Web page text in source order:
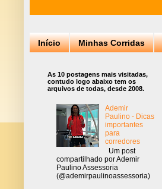
Início Minhas Corridas
As 10 postagens mais visitadas,
contudo logo abaixo tem os
arquivos de todas, desde 2008.
Ademir
Paulino - Dicas
importantes
para
corredores
Um post
compartilhado por Ademir
Paulino Assessoria
(@ademirpaulinoassessoria)